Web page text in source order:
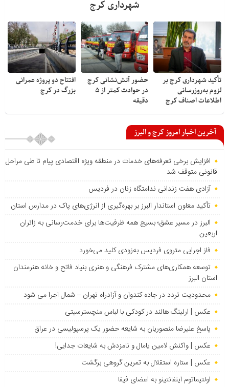
شهرداری کرج
تأکید شهرداری کرج بر
لزوم به‌روزرسانی
اطلاعات اصناف کرج
حضور آتش‌نشانی کرج
در حوادث کمتر از ۵
دقیقه
افتتاح دو پروژه عمرانی
بزرگ در کرج
آخرین اخبار امروز کرج و البرز
افزایش برخی تعرفه‌های خدمات در منطقه ویژه اقتصادی پیام تا طی مراحل
قانونی متوقف شد
آزادی هفت زندانی ندامتگاه زنان در فردیس
تأکید معاون استاندار البرز بر بهره‌گیری از انرژی‌های پاک در مدارس استان
البرز در مسیر عشق؛ بسیج همه ظرفیت‌ها برای خدمت‌رسانی به زائران
اربعین
فاز اجرایی متروی فردیس به‌زودی کلید می‌خورد
توسعه همکاری‌های مشترک فرهنگی و هنری بنیاد فاتح و خانه هنرمندان
استان البرز
محدودیت تردد در جاده کندوان و آزادراه تهران – شمال اجرا می شود
عکس | ارلینگ هالند در کودکی با لباس منچسترسیتی
پاسخ علیرضا منصوریان به شایعه حضور یک پرسپولیسی در عراق
عکس | واکنش لامین یامال و نامزدش به شایعات جدایی!
عکس | ستاره استقلال به تمرین گروهی برگشت
اولتیماتوم اینفانتینو به اعضای فیفا